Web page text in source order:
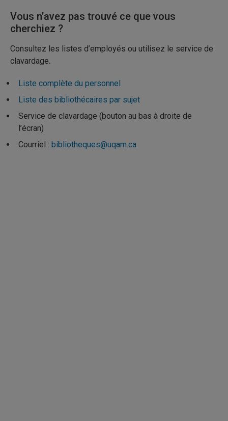
Vous n’avez pas trouvé ce que vous
cherchiez ?
Consultez les listes d’employés ou utilisez le service de
clavardage.
Liste complète du personnel
Liste des bibliothécaires par sujet
Service de clavardage (bouton au bas à droite de
l’écran)
Courriel : bibliotheques@uqam.ca